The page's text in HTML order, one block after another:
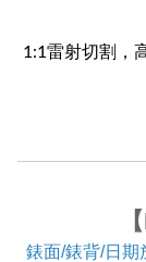
1:1雷射切割，
錶面/錶背/日期